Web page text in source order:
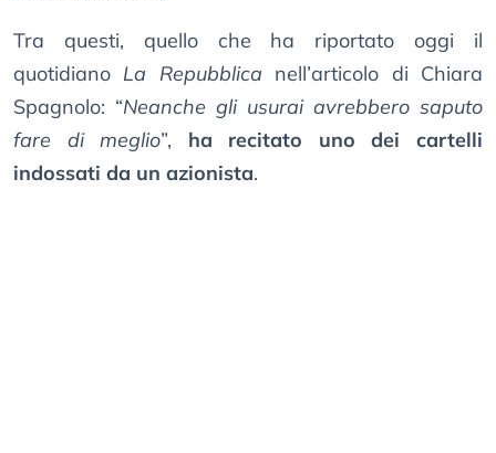
Tra questi, quello che ha riportato oggi il
quotidiano La Repubblica nell’articolo di Chiara
Spagnolo: “Neanche gli usurai avrebbero saputo
fare di meglio”, ha recitato uno dei cartelli
indossati da un azionista.